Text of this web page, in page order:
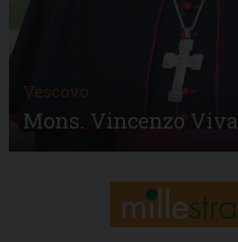
Vescovo
Mons. Vincenzo Viva